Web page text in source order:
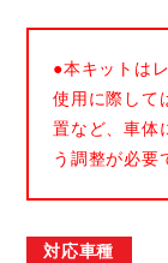
●本キットは
使用に際して
置など、車体
う調整が必要
対応車種